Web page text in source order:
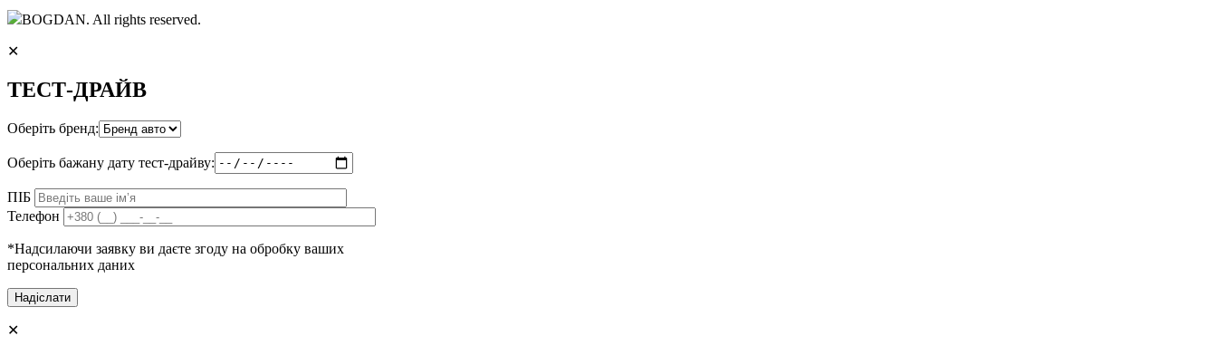
BOGDAN. All rights reserved.
✕
ТЕСТ-ДРАЙВ
Оберіть бренд:
Оберіть бажану дату тест-драйву:
ПІБ
Телефон
*Надсилаючи заявку ви даєте згоду на обробку ваших
персональних даних
✕